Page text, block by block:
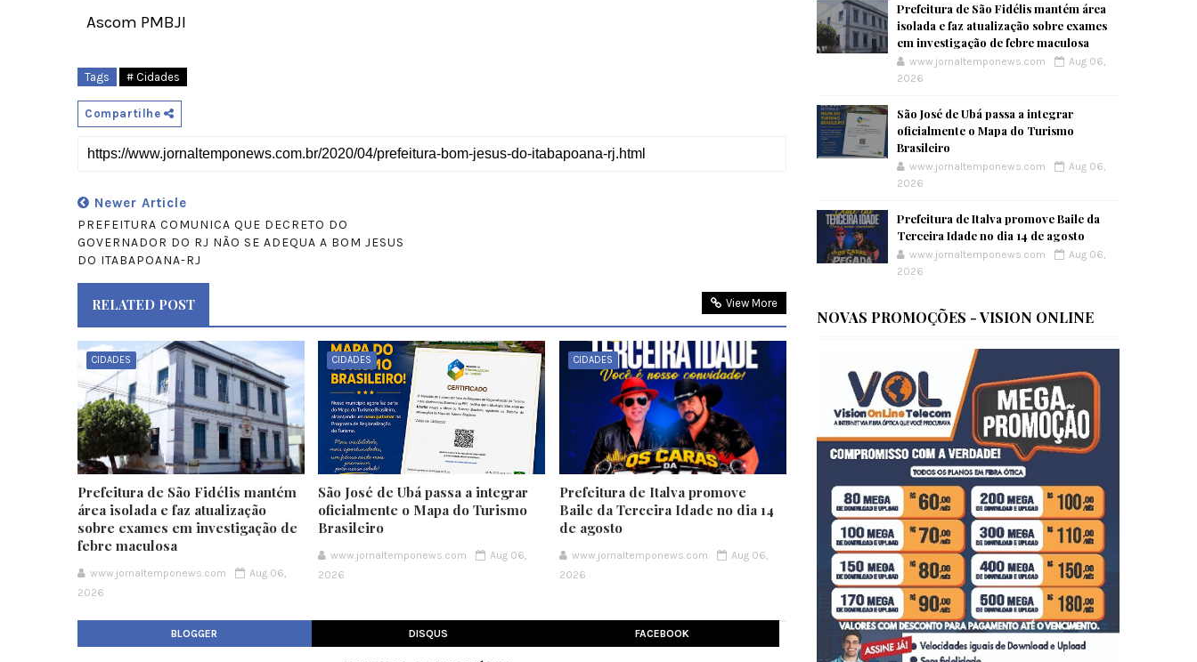
Ascom PMBJI
Tags # Cidades
Compartilhe
Newer Article
PREFEITURA COMUNICA QUE DECRETO DO
GOVERNADOR DO RJ NÃO SE ADEQUA A BOM JESUS
DO ITABAPOANA-RJ
RELATED POST View More
CIDADES
Prefeitura de São Fidélis mantém
área isolada e faz atualização
sobre exames em investigação de
febre maculosa
www.jornaltemponews.com
Aug 06,
2026
CIDADES
São José de Ubá passa a integrar
oficialmente o Mapa do Turismo
Brasileiro
www.jornaltemponews.com
Aug 06,
2026
CIDADES
Prefeitura de Italva promove
Baile da Terceira Idade no dia 14
de agosto
www.jornaltemponews.com
Aug 06,
2026
BLOGGER DISQUS FACEBOOK
Prefeitura de São Fidélis mantém área
isolada e faz atualização sobre exames
em investigação de febre maculosa
www.jornaltemponews.com
Aug 06,
2026
São José de Ubá passa a integrar
oficialmente o Mapa do Turismo
Brasileiro
www.jornaltemponews.com
Aug 06,
2026
Prefeitura de Italva promove Baile da
Terceira Idade no dia 14 de agosto
www.jornaltemponews.com
Aug 06,
2026
NOVAS PROMOÇÕES - VISION ONLINE